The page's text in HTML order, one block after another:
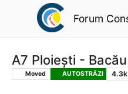
Forum
A7 Ploiești -
Moved AUTOSTRĂZI 4.3k